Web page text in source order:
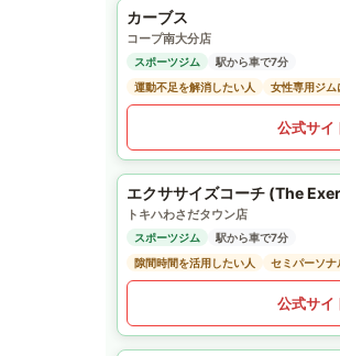
カーブス
コープ南大分店
スポーツジム
駅から車で7分
運動不足を解消したい人
女性専用ジム
公式サイ
エクササイズコーチ (The
トキハわさだタウン店
スポーツジム
駅から車で7分
隙間時間を活用したい人
セミパーソナ
公式サイ